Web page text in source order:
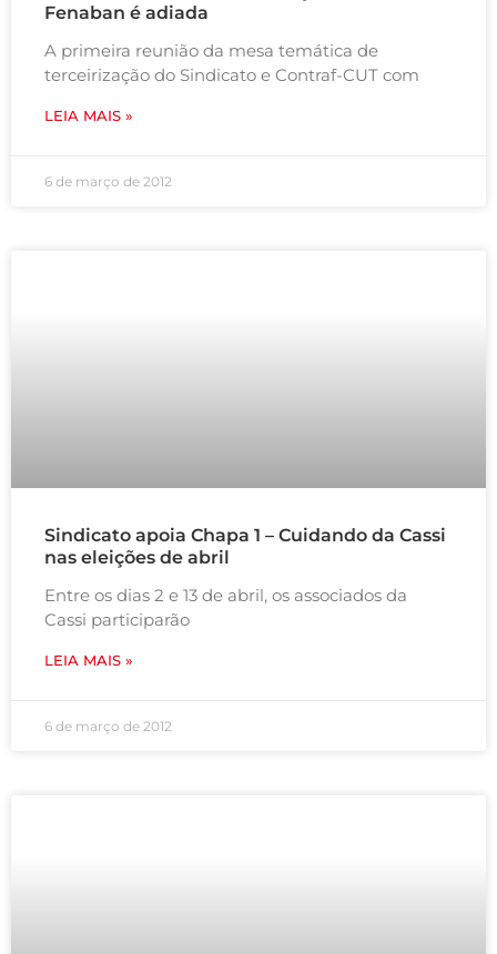
Fenaban é adiada
A primeira reunião da mesa temática de
terceirização do Sindicato e Contraf-CUT com
LEIA MAIS »
6 de março de 2012
Sindicato apoia Chapa 1 – Cuidando da Cassi
nas eleições de abril
Entre os dias 2 e 13 de abril, os associados da
Cassi participarão
LEIA MAIS »
6 de março de 2012